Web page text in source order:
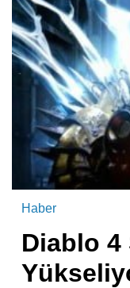
Haber
Diablo 4